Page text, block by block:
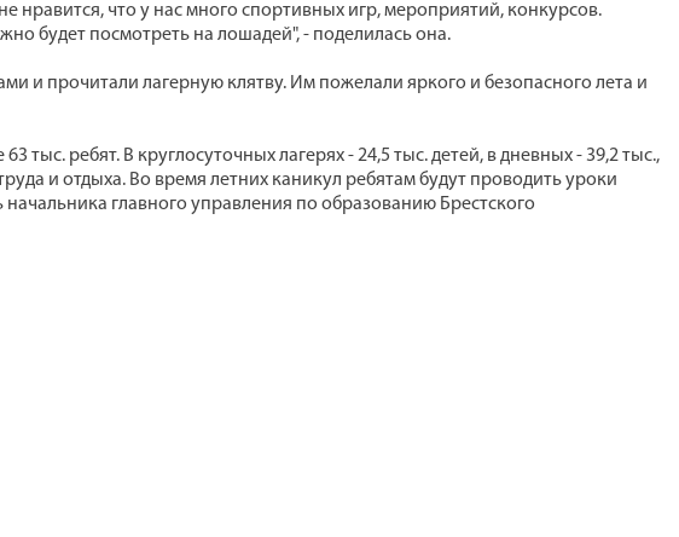
нравится, что у нас много спортивных игр, мероприятий, конкурсов.
будет посмотреть на лошадей", - поделилась она.
и прочитали лагерную клятву. Им пожелали яркого и безопасного лета и
тыс. ребят. В круглосуточных лагерях - 24,5 тыс. детей, в дневных - 39,2 тыс.,
и отдыха. Во время летних каникул ребятам будут проводить уроки
главного управления по образованию Брестского